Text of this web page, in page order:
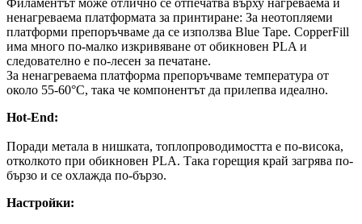
Филаментът може отлично се отпечатва върху нагреваема и
ненагреваема платформата за принтиране: За неотопляеми
платформи препоръчваме да се използва Blue Tape. CopperFill
има много по-малко изкривяване от обикновен PLA и
следователно е по-лесен за печатане.
За ненагреваема платформа препоръчваме температура от
около 55-60°C, така че компонентът да прилепва идеално.
Hot-End:
Поради метала в нишката, топлопроводимостта е по-висока,
отколкото при обикновен PLA. Така горещия край загрява по-
бързо и се охлажда по-бързо.
Настройки: